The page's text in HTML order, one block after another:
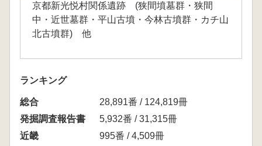
京都新光悦村関係遺跡 (狭間墳墓群・狭間
中・近世墓群・平山古墳・今林古墳群・カチ山
北古墳群) 他
ランキング
総合
28,891番 / 124,819冊
発掘調査報告書
5,932番 / 31,315冊
近畿
995番 / 4,509冊